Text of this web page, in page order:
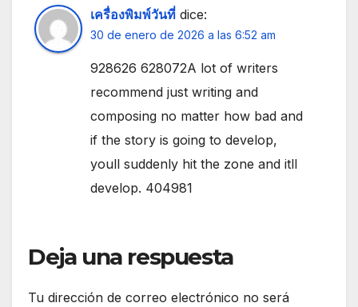
เครื่องพิมพ์วันที่ dice:
30 de enero de 2026 a las 6:52 am
928626 628072A lot of writers
recommend just writing and
composing no matter how bad and
if the story is going to develop,
youll suddenly hit the zone and itll
develop. 404981
Deja una respuesta
Tu dirección de correo electrónico no será